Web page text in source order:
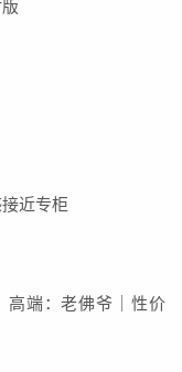
近专柜
高端：老佛爷｜性价